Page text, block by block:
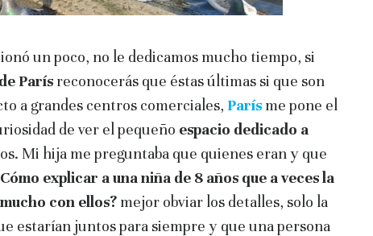
un poco, no le dedicamos mucho tiempo, si
París reconocerás que éstas últimas si que son
a grandes centros comerciales, París me pone el
de ver el pequeño espacio dedicado a
Mi hija me preguntaba que quienes eran y que
explicar a una niña de 8 años que a veces la
con ellos? mejor obviar los detalles, solo la
estarían juntos para siempre y que una persona